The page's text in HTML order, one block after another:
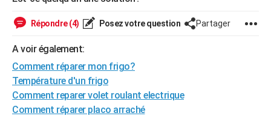
Art de vivre
Modes de vie
Alimentation
Guide de la santé
Maladies
Médicaments
Sommeil
Destinations
City break
Voyage nature
Voyage de noces
Forum
Climat
+
GUIDES D'ACHAT
BONS PLANS
Répondre (4) Posez votre question Partager
A voir également:
Comment réparer mon frigo?
Température d'un frigo
Comment reparer volet roulant electrique
Comment réparer placo arraché